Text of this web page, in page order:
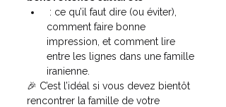
comment faire bonne
impression, et comment lire
entre les lignes dans une famille
iranienne.
🎉 C’est l’idéal si vous devez bientôt
rencontrer la famille de votre